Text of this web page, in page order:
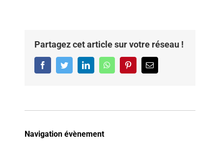
Partagez cet article sur votre réseau !
FacebookTwitterLinkedInWhatsAppPinterestEmail
Navigation évènement